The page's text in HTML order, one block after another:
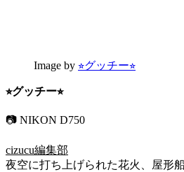
Image by ⭐︎グッチー⭐︎
⭐︎グッチー⭐︎
📷 NIKON D750
cizucu編集部
夜空に打ち上げられた花火、屋形